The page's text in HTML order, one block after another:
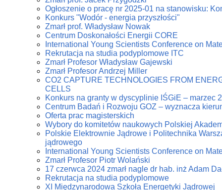
Ogłoszenie o pracę nr 2025-01 na stanowisku:
Konkurs "Wodór - energia przyszłości"
Zmarł prof. Władysław Nowak
Centrum Doskonałości Energii CORE
International Young Scientists Conference on
Rekrutacja na studia podyplomowe ITC
Zmarł Profesor Władysław Gajewski
Zmarł Profesor Andrzej Miller
CO2 CAPTURE TECHNOLOGIES FROM
CELLS
Konkurs na granty w dyscyplinie IŚGiE – marzec
Centrum Badań i Rozwoju GOZ – wyznacza
Oferta prac magisterskich
Wybory do komitetów naukowych Polskiej
Polskie Elektrownie Jądrowe i Politechnika
jądrowego
International Young Scientists Conference on
Zmarł Profesor Piotr Wolański
17 czerwca 2024 zmarł nagle dr hab. inż Adam
Rekrutacja na studia podyplomowe
XI Międzynarodowa Szkoła Energetyki Jądrowej